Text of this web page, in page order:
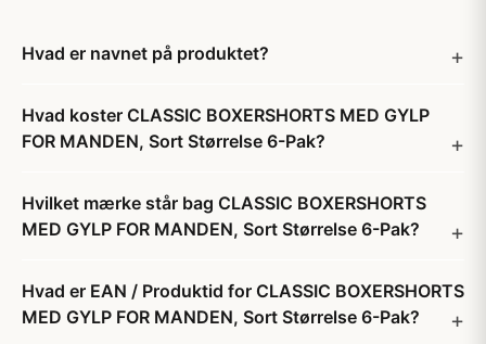
Hvad er navnet på produktet?
Hvad koster CLASSIC BOXERSHORTS MED GYLP
FOR MANDEN, Sort Størrelse 6-Pak?
Hvilket mærke står bag CLASSIC BOXERSHORTS
MED GYLP FOR MANDEN, Sort Størrelse 6-Pak?
Hvad er EAN / Produktid for CLASSIC BOXERSHORTS
MED GYLP FOR MANDEN, Sort Størrelse 6-Pak?